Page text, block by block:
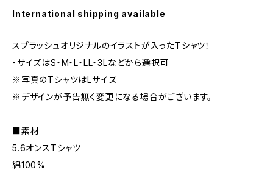
International shipping available
スプラッシュオリジナルのイラストが入ったTシャツ！
・サイズはS・M・L・LL・3Lなどから選択可
※写真のTシャツはLサイズ
※デザインが予告無く変更になる場合がございます。
■素材
5.6オンスTシャツ
綿100%